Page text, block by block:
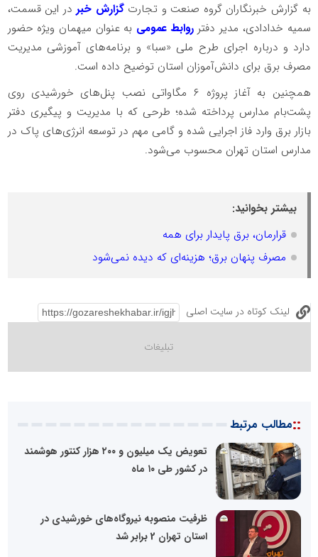
ب️ه گزارش خبرنگاران گروه صنعت و تجارت گزارش خبردر این قسمت،
سمیه خدادادی، مدیر دفتر روابط عمومی به عنوان میهمان ویژه حضور
دارد و درباره اجرای طرح ملی «سبا» و برنامه‌های آموزشی مدیریت
مصرف برق برای دانش‌آموزان استان توضیح داده است.
️همچنین به آغاز پروژه ۶ مگاواتی نصب پنل‌های خورشیدی روی
پشت‌بام مدارس پرداخته شده؛ طرحی که با مدیریت و پیگیری دفتر
بازار برق وارد فاز اجرایی شده و گامی مهم در توسعه انرژی‌های پاک در
مدارس استان تهران محسوب می‌شود.
بیشتر بخوانید:
قرارمان، برق پایدار برای همه
مصرف پنهان برق؛ هزینه‌ای که دیده نمی‌شود
لینک کوتاه در سایت اصلی
::مطالب مرتبط
تعویض یک میلیون و ۲۰۰ هزار کنتور هوشمند
در کشور طی ۱۰ ماه
ظرفیت منصوبه نیروگاه‌های خورشیدی در
استان تهران 2 برابر شد